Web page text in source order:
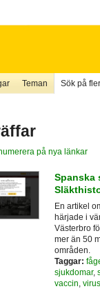
Teman Sök på
på nya länkar
Spanska
En artikel
härjade i
Västerbro
mer än 50
områden.
Taggar:
sjukdomar,
vaccin